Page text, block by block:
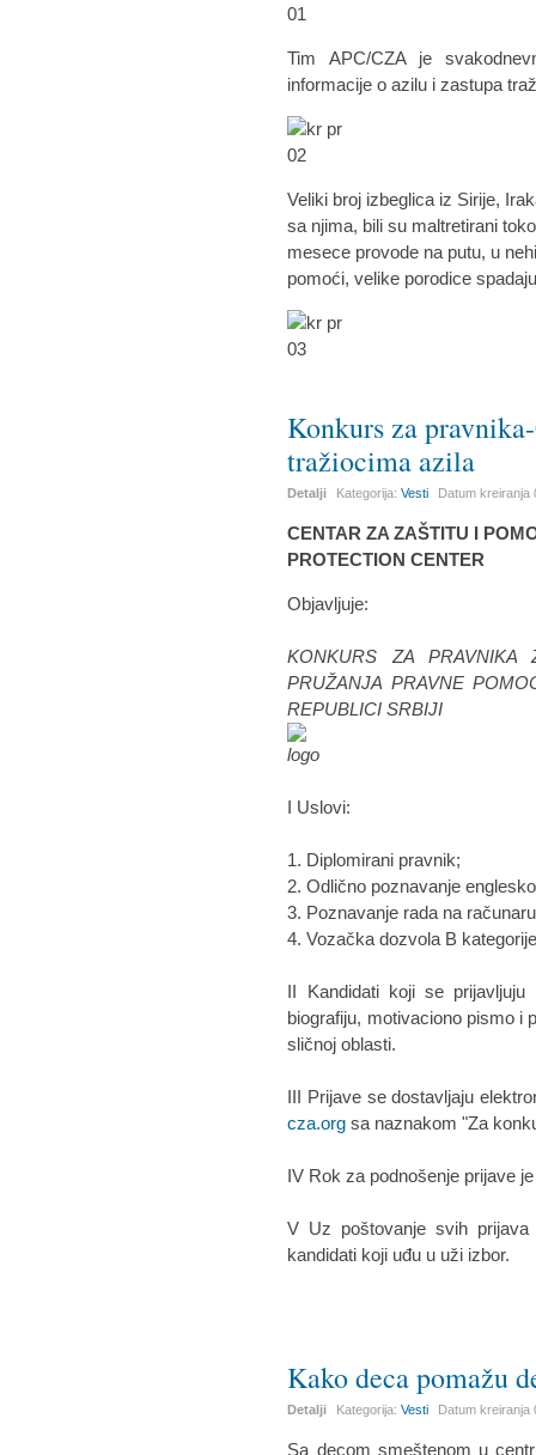
Tim APC/CZA je
informacije o azilu i zastupa
Veliki broj izbeglica iz Sirije,
sa njima, bili su maltretirani
mesece provode na putu, u
pomoći, velike porodice
Konkurs za
tražiocima azila
Detalji Kategorija:Vesti Datum kreiranja
CENTAR ZA ZAŠTITU I
PROTECTION CENTER
Objavljuje:
KONKURS ZA
PRUŽANJA PRAVNE
REPUBLICI SRBIJI
I Uslovi:
1. Diplomirani pravnik;
2. Odlično poznavanje
3. Poznavanje rada na
4. Vozačka dozvola B
II Kandidati koji se
biografiju, motivaciono pismo i
sličnoj oblasti.
III Prijave se dostavljaju
cza.org sa naznakom "Za
IV Rok za podnošenje prijave
V Uz poštovanje svih
kandidati koji uđu u uži izbor.
Kako deca pomažu
Detalji Kategorija:Vesti Datum kreiranja
Sa decom smeštenom u